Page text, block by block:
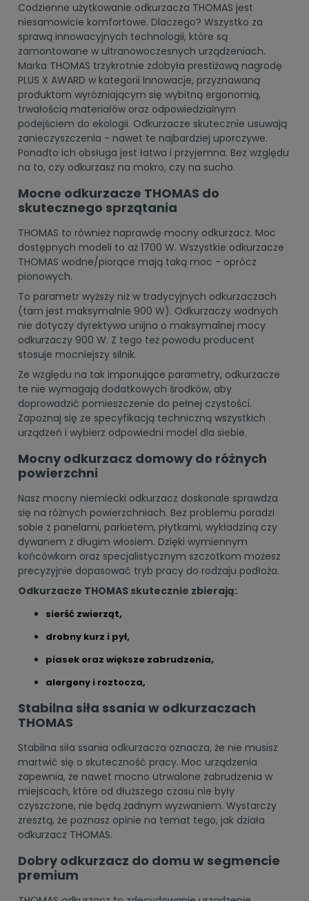
Codzienne użytkowanie odkurzacza THOMAS jest
niesamowicie komfortowe. Dlaczego? Wszystko za
sprawą innowacyjnych technologii, które są
zamontowane w ultranowoczesnych urządzeniach.
Marka THOMAS trzykrotnie zdobyła prestiżową nagrodę
PLUS X AWARD w kategorii Innowacje, przyznawaną
produktom wyróżniającym się wybitną ergonomią,
trwałością materiałów oraz odpowiedzialnym
podejściem do ekologii. Odkurzacze skutecznie usuwają
zanieczyszczenia - nawet te najbardziej uporczywe.
Ponadto ich obsługa jest łatwa i przyjemna. Bez względu
na to, czy odkurzasz na mokro, czy na sucho.
Mocne odkurzacze THOMAS do
skutecznego sprzątania
THOMAS to również naprawdę mocny odkurzacz. Moc
dostępnych modeli to aż 1700 W. Wszystkie odkurzacze
THOMAS wodne/piorące mają taką moc - oprócz
pionowych.
To parametr wyższy niż w tradycyjnych odkurzaczach
(tam jest maksymalnie 900 W). Odkurzaczy wodnych
nie dotyczy dyrektywa unijna o maksymalnej mocy
odkurzaczy 900 W. Z tego też powodu producent
stosuje mocniejszy silnik.
Ze względu na tak imponujące parametry, odkurzacze
te nie wymagają dodatkowych środków, aby
doprowadzić pomieszczenie do pełnej czystości.
Zapoznaj się ze specyfikacją techniczną wszystkich
urządzeń i wybierz odpowiedni model dla siebie.
Mocny odkurzacz domowy do różnych
powierzchni
Nasz mocny niemiecki odkurzacz doskonale sprawdza
się na różnych powierzchniach. Bez problemu poradzi
sobie z panelami, parkietem, płytkami, wykładziną czy
dywanem z długim włosiem. Dzięki wymiennym
końcówkom oraz specjalistycznym szczotkom możesz
precyzyjnie dopasować tryb pracy do rodzaju podłoża.
Odkurzacze THOMAS skutecznie zbierają:
sierść zwierząt,
drobny kurz i pył,
piasek oraz większe zabrudzenia,
alergeny i roztocza,
Stabilna siła ssania w odkurzaczach
THOMAS
Stabilna siła ssania odkurzacza oznacza, że nie musisz
martwić się o skuteczność pracy. Moc urządzenia
zapewnia, że nawet mocno utrwalone zabrudzenia w
miejscach, które od dłuższego czasu nie były
czyszczone, nie będą żadnym wyzwaniem. Wystarczy
zresztą, że poznasz opinie na temat tego, jak działa
odkurzacz THOMAS.
Dobry odkurzacz do domu w segmencie
premium